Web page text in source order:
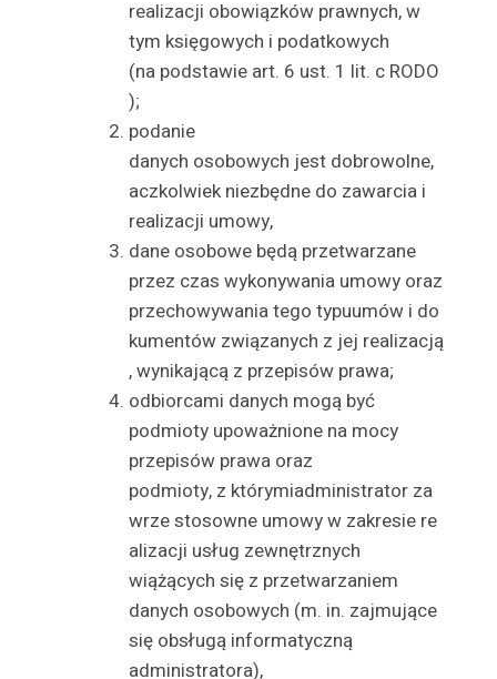
realizacji obowiązków prawnych, w
tym księgowych i podatkowych
(na podstawie art. 6 ust. 1 lit. c RODO
);
podanie
danych osobowych jest dobrowolne,
aczkolwiek niezbędne do zawarcia i
realizacji umowy,
dane osobowe będą przetwarzane
przez czas wykonywania umowy oraz
przechowywania tego typuumów i do
kumentów związanych z jej realizacją
, wynikającą z przepisów prawa;
odbiorcami danych mogą być
podmioty upoważnione na mocy
przepisów prawa oraz
podmioty, z którymiadministrator za
wrze stosowne umowy w zakresie re
alizacji usług zewnętrznych
wiążących się z przetwarzaniem
danych osobowych (m. in. zajmujące
się obsługą informatyczną
administratora),